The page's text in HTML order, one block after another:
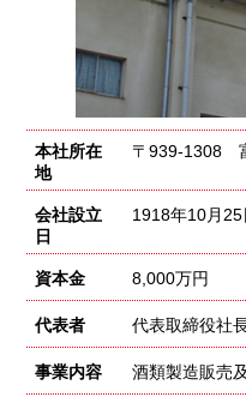
本社所在
地
〒939-1308
会社設立
日
1918年10月25
資本金 8,000万円
代表者 代表取締役社
事業内容 酒類製造販売